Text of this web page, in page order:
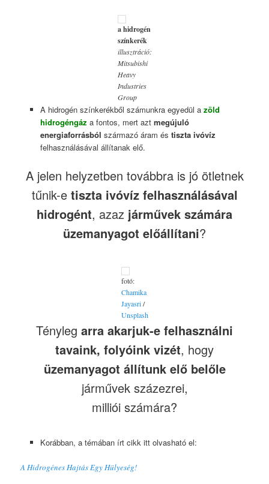
a hidrogén
színkerék
illusztráció:
Mitsubishi
Heavy
Industries
Group
A hidrogén színkerékből számunkra egyedül a zöld
hidrogéngáz a fontos, mert azt megújuló
energiaforrásból származó áram és tiszta ivóvíz
felhasználásával állítanak elő.
A jelen helyzetben továbbra is jó ötletnek
tűnik-e tiszta ivóvíz felhasználásával
hidrogént, azaz járművek számára
üzemanyagot előállítani?
fotó:
Chamika
Jayasri/
Unsplash
Tényleg arra akarjuk-e felhasználni
tavaink, folyóink vizét, hogy
üzemanyagot állítunk elő belőle
járművek százezrei,
milliói számára?
Korábban, a témában írt cikk itt olvasható el:
A Hidrogénes Hajtás Egy Hülyeség!